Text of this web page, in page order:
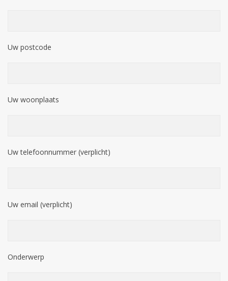
Uw postcode
Uw woonplaats
Uw telefoonnummer (verplicht)
Uw email (verplicht)
Onderwerp